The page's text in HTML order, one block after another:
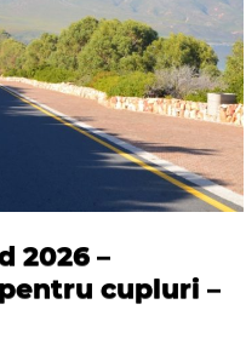
2026 –
cupluri –